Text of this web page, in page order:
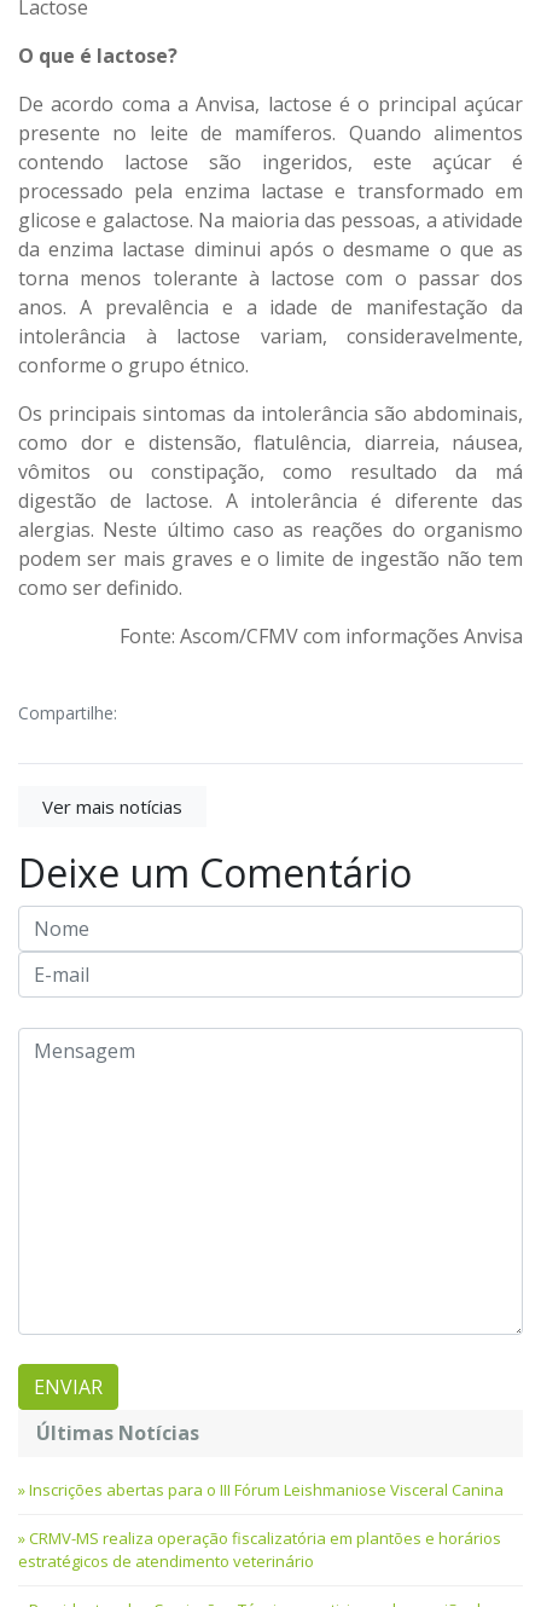
Lactose
O que é lactose?
De acordo coma a Anvisa, lactose é o principal açúcar
presente no leite de mamíferos. Quando alimentos
contendo lactose são ingeridos, este açúcar é
processado pela enzima lactase e transformado em
glicose e galactose. Na maioria das pessoas, a atividade
da enzima lactase diminui após o desmame o que as
torna menos tolerante à lactose com o passar dos
anos. A prevalência e a idade de manifestação da
intolerância à lactose variam, consideravelmente,
conforme o grupo étnico.
Os principais sintomas da intolerância são abdominais,
como dor e distensão, flatulência, diarreia, náusea,
vômitos ou constipação, como resultado da má
digestão de lactose. A intolerância é diferente das
alergias. Neste último caso as reações do organismo
podem ser mais graves e o limite de ingestão não tem
como ser definido.
Fonte: Ascom/CFMV com informações Anvisa
Compartilhe:
Ver mais notícias
Deixe um Comentário
Últimas Notícias
Inscrições abertas para o III Fórum Leishmaniose Visceral Canina
CRMV-MS realiza operação fiscalizatória em plantões e horários
estratégicos de atendimento veterinário